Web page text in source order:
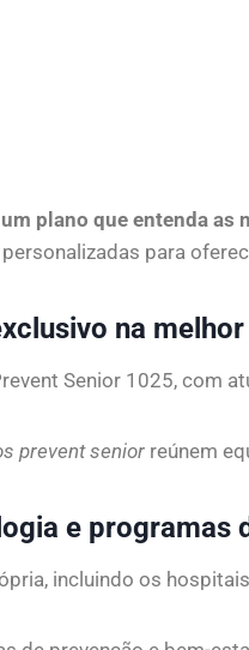
plano que entenda as
para
na
Senior 1025, com
prevent senior reúnem
e programas
incluindo os hospitais